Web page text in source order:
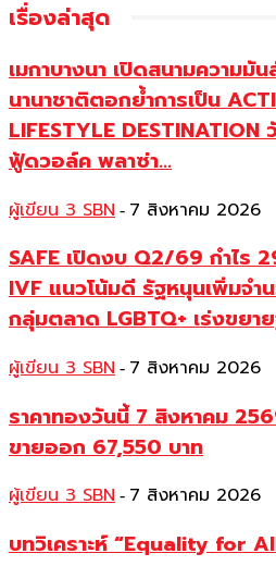
เรื่องล่าสุด
เมกาบางนา เปิดสนามความมั
นานาชาติตอกย้ำการเป็น
LIFESTYLE
ฟู้ดวอล์ค พลาซ่า...
ผู้เขียน 3 SBN - 7 สิงหาคม 2026
SAFE เปิดงบ Q2/69 กำไร
IVF แนวโน้มดี รัฐหนุนเพิ่มจำน
กลุ่มตลาด LGBTQ+ เร่งขยา
ผู้เขียน 3 SBN - 7 สิงหาคม 2026
ราคาทองวันนี้ 7 สิงหาคม
ขายออก 67,550 บาท
ผู้เขียน 3 SBN - 7 สิงหาคม 2026
บทวิเคราะห์ “Equality for